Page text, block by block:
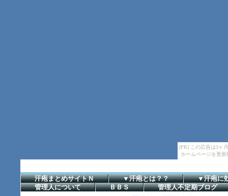
[PR] この広告は3ヶ
ホームページを更
汗疱まとめサイトＮ ▼汗疱とは？？
▼汗疱に
管理人について
ＢＢＳ 管理人不定期ブログ